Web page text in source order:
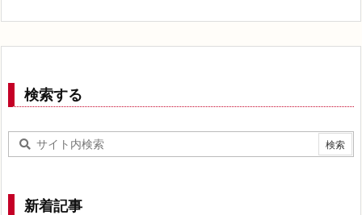
検索する
新着記事